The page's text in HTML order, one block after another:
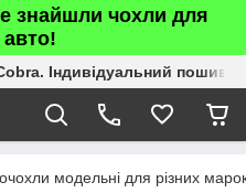
знайшли чохли для
Індивідуальний пошив.
модельні для різних